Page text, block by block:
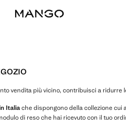
vendita più vicino, contribuisci a
Italiache dispongono della collezione
di reso che hai ricevuto con il tuo